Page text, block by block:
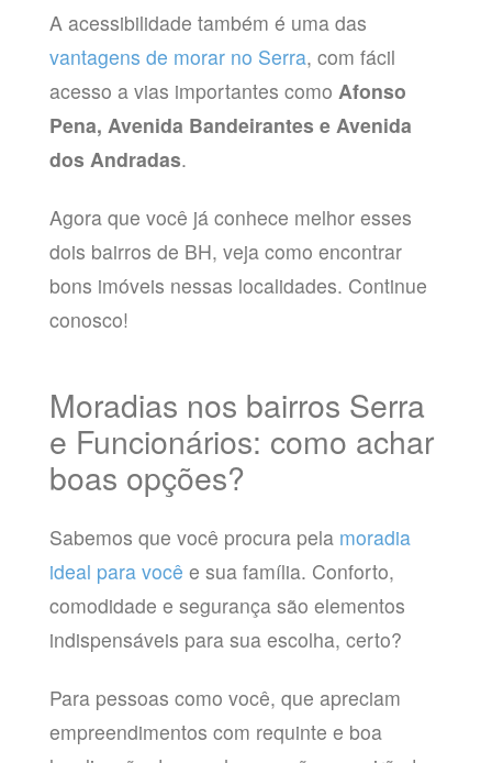
A acessibilidade também é uma das
vantagens de morar no Serra, com fácil
acesso a vias importantes como Afonso
Pena, Avenida Bandeirantes e Avenida
dos Andradas.
Agora que você já conhece melhor esses
dois bairros de BH, veja como encontrar
bons imóveis nessas localidades. Continue
conosco!
Moradias nos bairros Serra
e Funcionários: como achar
boas opções?
Sabemos que você procura pela moradia
ideal para você e sua família. Conforto,
comodidade e segurança são elementos
indispensáveis para sua escolha, certo?
Para pessoas como você, que apreciam
empreendimentos com requinte e boa